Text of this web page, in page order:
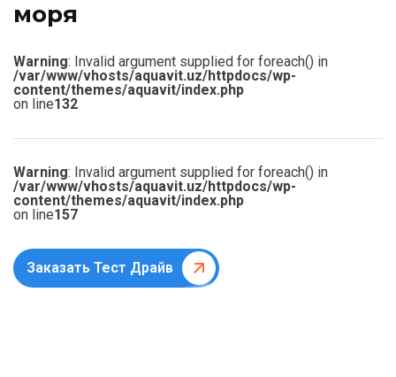
моря
Warning: Invalid argument supplied for foreach() in
/var/www/vhosts/aquavit.uz/httpdocs/wp-
content/themes/aquavit/index.php
on line132
Warning: Invalid argument supplied for foreach() in
/var/www/vhosts/aquavit.uz/httpdocs/wp-
content/themes/aquavit/index.php
on line157
Заказать Тест Драйв